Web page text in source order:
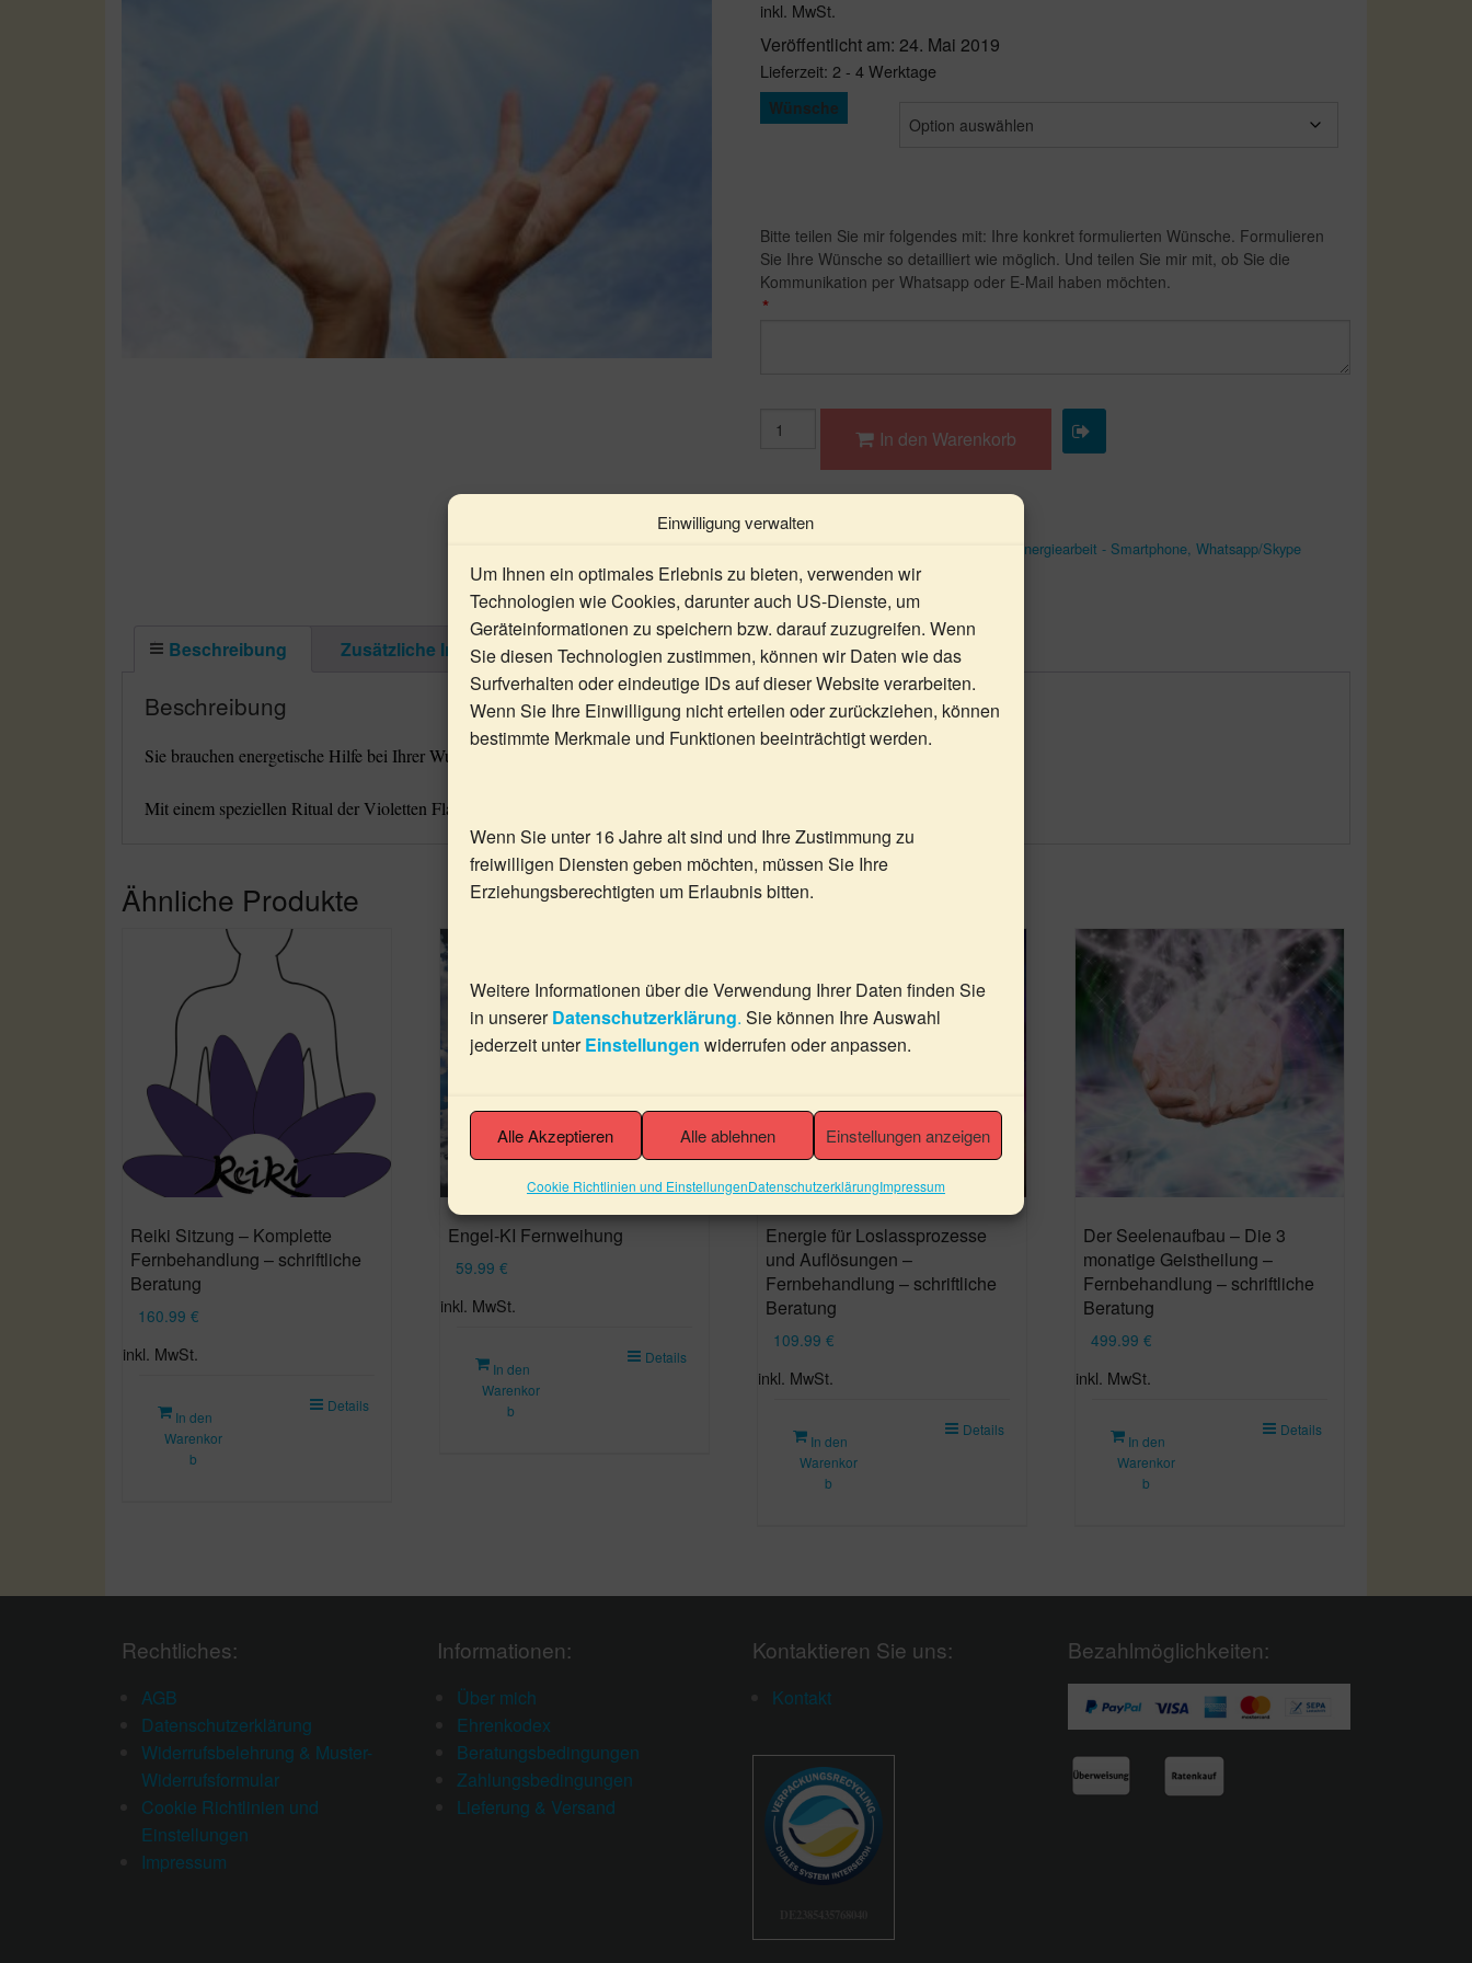
Einwilligung verwalten
Um Ihnen ein optimales Erlebnis zu bieten, verwenden wir
Technologien wie Cookies, darunter auch US-Dienste, um
Geräteinformationen zu speichern bzw. darauf zuzugreifen. Wenn
Sie diesen Technologien zustimmen, können wir Daten wie das
Surfverhalten oder eindeutige IDs auf dieser Website verarbeiten.
Wenn Sie Ihre Einwilligung nicht erteilen oder zurückziehen, können
bestimmte Merkmale und Funktionen beeinträchtigt werden.
Wenn Sie unter 16 Jahre alt sind und Ihre Zustimmung zu
freiwilligen Diensten geben möchten, müssen Sie Ihre
Erziehungsberechtigten um Erlaubnis bitten.
Weitere Informationen über die Verwendung Ihrer Daten finden Sie
in unsererDatenschutzerklärung. Sie können Ihre Auswahl
jederzeit unterEinstellungen widerrufen oder anpassen.
Alle Akzeptieren Alle ablehnen Einstellungen anzeigen
Cookie Richtlinien und EinstellungenDatenschutzerklärungImpressum
inkl. MwSt.
Veröffentlicht am: 24. Mai 2019
Lieferzeit: 2 - 4 Werktage
Wünsche
Bitte teilen Sie mir folgendes mit: Ihre konkret formulierten Wünsche. Formulieren
Sie Ihre Wünsche so detailliert wie möglich. Und teilen Sie mir mit, ob Sie die
Kommunikation per Whatsapp oder E-Mail haben möchten.
*
schriftliche
In den Warenkorb
Energiearbeit - Smartphone, Whatsapp/Skype
(Telefonie) oder E-Mail
Beschreibung Zusätzliche Information
Beschreibung
Sie brauchen energetische Hilfe bei Ihrer Wunschbestellung?
Mit einem speziellen Ritual der Violetten Flamme schicke ich Ihre Wunschbestellungen direkt an das Universum.
Ähnliche Produkte
Reiki Sitzung – Komplette
Fernbehandlung – schriftliche
Beratung
160.99 €
inkl. MwSt.
In den
Warenkor
b
Details
Engel-KI Fernweihung
59.99€
inkl. MwSt.
In den
Warenkor
b
Details
Energie für Loslassprozesse
und Auflösungen –
Fernbehandlung – schriftliche
Beratung
109.99€
inkl. MwSt.
In den
Warenkor
b
Details
Der Seelenaufbau – Die 3
monatige Geistheilung –
Fernbehandlung – schriftliche
Beratung
499.99€
inkl. MwSt.
In den
Warenkor
b
Details
Rechtliches:
AGB
Datenschutzerklärung
Widerrufsbelehrung & Muster-
Widerrufsformular
Cookie Richtlinien und
Einstellungen
Impressum
Informationen:
Über mich
Ehrenkodex
Beratungsbedingungen
Zahlungsbedingungen
Lieferung & Versand
Kontaktieren Sie uns:
Kontakt
Bezahlmöglichkeiten: